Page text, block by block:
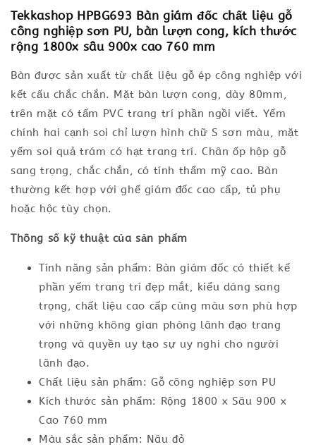
Tekkashop HPBG693 Bàn giám đốc chất liệu gỗ
công nghiệp sơn PU, bàn lượn cong, kích thước
rộng 1800x sâu 900x cao 760 mm
Bàn được sản xuất từ chất liệu gỗ ép công nghiệp với
kết cấu chắc chắn. Mặt bàn lượn cong, dày 80mm,
trên mặt có tấm PVC trang trí phần ngồi viết. Yếm
chính hai cạnh soi chỉ lượn hình chữ S sơn màu, mặt
yếm soi quả trám có hạt trang trí. Chân ốp hộp gỗ
sang trọng, chắc chắn, có tính thẩm mỹ cao. Bàn
thường kết hợp với ghế giám đốc cao cấp, tủ phụ
hoặc hộc tùy chọn.
Thông số kỹ thuật của sản phẩm
Tính năng sản phẩm: Bàn giám đốc có thiết kế
phần yếm trang trí đẹp mắt, kiểu dáng sang
trọng, chất liệu cao cấp cùng màu sơn phù hợp
với những không gian phòng lãnh đạo trang
trọng và quyền uy tạo sự uy nghi cho người
lãnh đạo.
Chất liệu sản phẩm: Gỗ công nghiệp sơn PU
Kích thước sản phẩm: Rộng 1800 x Sâu 900 x
Cao 760 mm
Màu sắc sản phẩm: Nâu đỏ